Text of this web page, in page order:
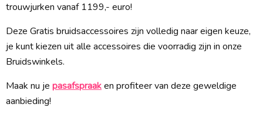
trouwjurken vanaf 1199,- euro!
Deze Gratis bruidsaccessoires zijn volledig naar eigen keuze,
je kunt kiezen uit alle accessoires die voorradig zijn in onze
Bruidswinkels.
Maak nu je pasafspraaken profiteer van deze geweldige
aanbieding!